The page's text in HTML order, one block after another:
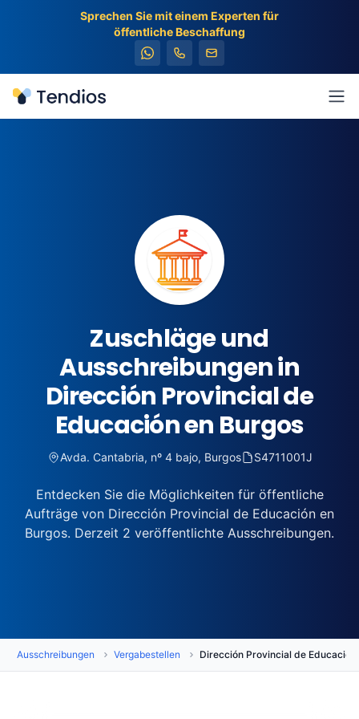
Sprechen Sie mit einem Experten für
öffentliche Beschaffung
Tendios
Zuschläge und
Ausschreibungen in
Dirección Provincial de
Educación en Burgos
Avda. Cantabria, nº 4 bajo, Burgos S4711001J
Entdecken Sie die Möglichkeiten für öffentliche
Aufträge von Dirección Provincial de Educación en
Burgos. Derzeit 2 veröffentlichte Ausschreibungen.
Ausschreibungen Vergabestellen Dirección Provincial de Educación